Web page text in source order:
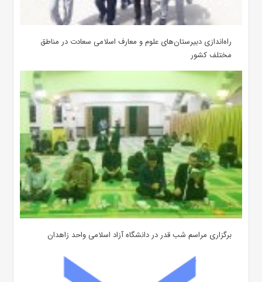
‌راه‌اندازی دبیرستان‌های علوم و معارف اسلامی سعادت در مناطق
مختلف کشور
برگزاری مراسم شب قدر در دانشگاه آزاد اسلامی واحد زاهدان